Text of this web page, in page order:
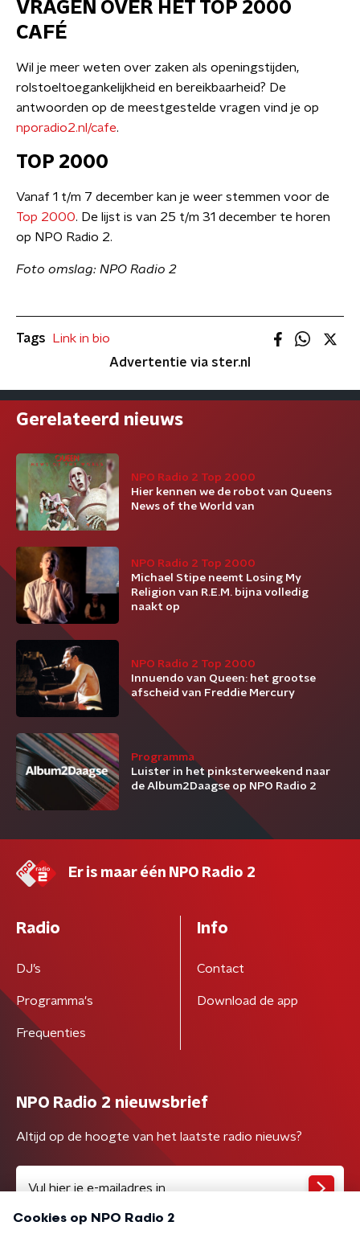
VRAGEN OVER HET TOP 2000
CAFÉ
Wil je meer weten over zaken als openingstijden,
rolstoeltoegankelijkheid en bereikbaarheid? De
antwoorden op de meestgestelde vragen vind je op
nporadio2.nl/cafe.
TOP 2000
Vanaf 1 t/m 7 december kan je weer stemmen voor de
Top 2000. De lijst is van 25 t/m 31 december te horen
op NPO Radio 2.
Foto omslag: NPO Radio 2
Tags
Link in bio
Advertentie via ster.nl
Gerelateerd nieuws
NPO Radio 2 Top 2000
Hier kennen we de robot van Queens
News of the World van
NPO Radio 2 Top 2000
Michael Stipe neemt Losing My
Religion van R.E.M. bijna volledig
naakt op
NPO Radio 2 Top 2000
Innuendo van Queen: het grootse
afscheid van Freddie Mercury
Programma
Luister in het pinksterweekend naar
de Album2Daagse op NPO Radio 2
Er is maar één NPO Radio 2
Radio
DJ’s
Programma's
Frequenties
Info
Contact
Download de app
NPO Radio 2 nieuwsbrief
Altijd op de hoogte van het laatste radio nieuws?